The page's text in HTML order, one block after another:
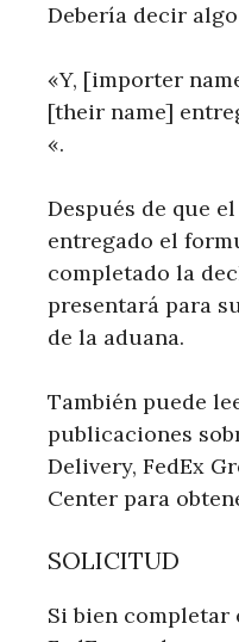
Debería decir
«Y, [importer
[their name]
«.
Después de que
entregado el
completado la
presentará para
de la aduana.
También puede
publicaciones
Delivery, FedEx
Center para
SOLICITUD
Si bien completar